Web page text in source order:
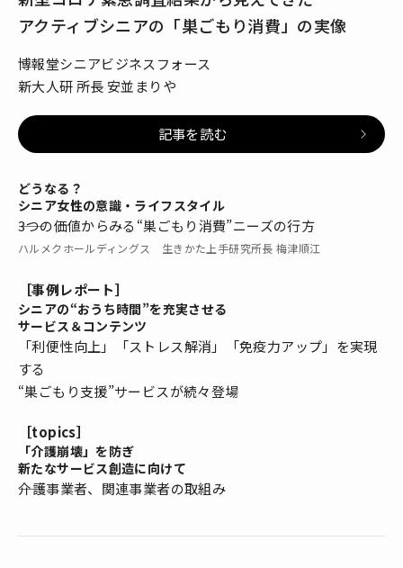
アクティブシニアの「巣ごもり消費」の実像
博報堂シニアビジネスフォース
新大人研 所長 安並まりや
記事を読む
どうなる？
シニア女性の意識・ライフスタイル
――3つの価値からみる“巣ごもり消費”ニーズの行方
ハルメクホールディングス 生きかた上手研究所長 梅津順江
［事例レポート］
シニアの“おうち時間”を充実させる
サービス＆コンテンツ
「利便性向上」「ストレス解消」「免疫力アップ」を実現
する
“巣ごもり支援”サービスが続々登場
［topics］
「介護崩壊」を防ぎ
新たなサービス創造に向けて
――介護事業者、関連事業者の取組み